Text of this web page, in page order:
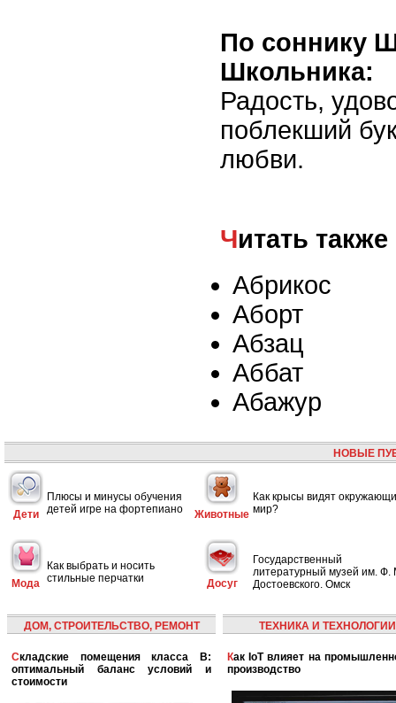
По соннику
Школьника:
Радость,
поблекший
любви.
Читать также
Абрикос
Аборт
Абзац
Аббат
Абажур
НОВЫЕ
Дети
Плюсы и минусы обучения
детей игре на фортепиано
Животные
Как крысы видят
мир?
Мода
Как выбрать и носить
стильные перчатки
Досуг
Государственный
литературный музей им. Ф.
Достоевского. Омск
ДОМ, СТРОИТЕЛЬСТВО, РЕМОНТ
Складские помещения класса B:
оптимальный баланс условий и
стоимости
ТЕХНИКА И ТЕХНОЛОГИИ
Как IoT влияет на промышленность и
производство